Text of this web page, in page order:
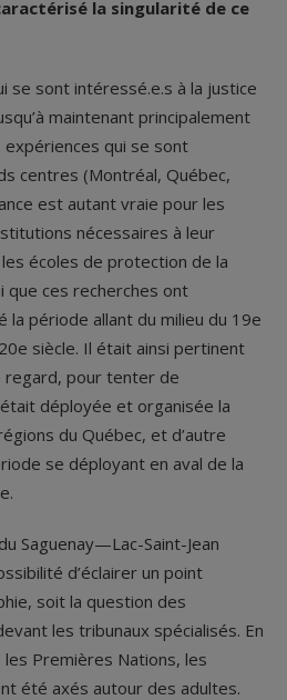
la singularité de ce
se sont intéressé.e.s à la justice
maintenant principalement
qui se sont
centres (Montréal, Québec,
est autant vraie pour les
nécessaires à leur
écoles de protection de la
que ces recherches ont
la période allant du milieu du 19e
siècle. Il était ainsi pertinent
regard, pour tenter de
déployée et organisée la
du Québec, et d’autre
se déployant en aval de la
Saguenay—Lac-Saint-Jean
d’éclairer un point
soit la question des
les tribunaux spécialisés. En
Premières Nations, les
été axés autour des adultes.